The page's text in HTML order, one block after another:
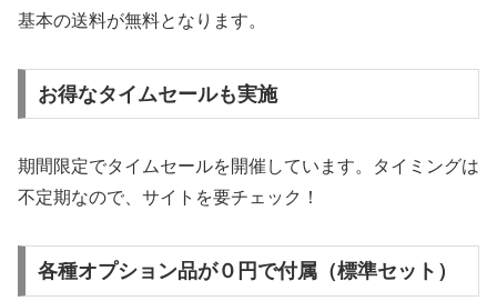
基本の送料が無料となります。
お得なタイムセールも実施
期間限定でタイムセールを開催しています。タイミングは
不定期なので、サイトを要チェック！
各種オプション品が０円で付属（標準セット）